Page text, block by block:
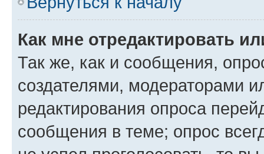
Как мне отредактировать
Так же, как и сообщения,
создателями, модераторами
редактирования опроса
сообщения в теме; опрос